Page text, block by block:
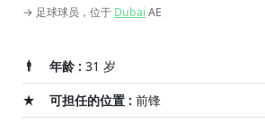
→ 足球球员，位于 Dubai AE
年龄 : 31 岁
可担任的位置 : 前锋